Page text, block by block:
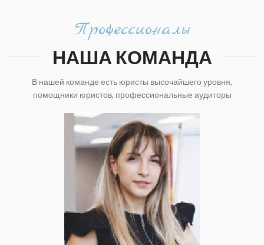
Профессионалы
НАША КОМАНДА
В нашей команде есть юристы высочайшего уровня,
помощники юристов, профессиональные аудиторы